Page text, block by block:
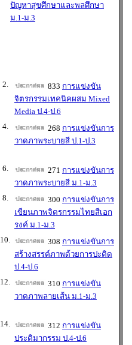
ปัญหาสุขศึกษาและพลศึกษา
ม.1-ม.3
2. 833 การแข่งขัน
จิตรกรรมเทคนิคผสม Mixed
Media ป.4-ป.6
4. 268 การแข่งขันการ
วาดภาพระบายสี ป.1-ป.3
6. 271 การแข่งขันการ
วาดภาพระบายสี ม.1-ม.3
8. 300 การแข่งขันการ
เขียนภาพจิตรกรรมไทยสีเอก
รงค์ ม.1-ม.3
10. 308 การแข่งขันการ
สร้างสรรค์ภาพด้วยการปะติด
ป.4-ป.6
12. 310 การแข่งขัน
วาดภาพลายเส้น ม.1-ม.3
14. 312 การแข่งขัน
ประติมากรรม ป.4-ป.6